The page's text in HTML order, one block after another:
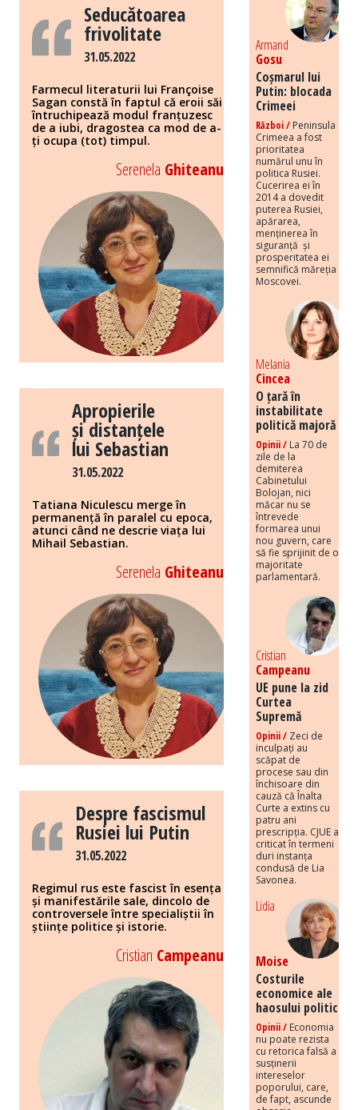
Seducătoarea
frivolitate
31.05.2022
Farmecul literaturii lui Françoise
Sagan constă în faptul că eroii săi
întruchipează modul franțuzesc
de a iubi, dragostea ca mod de a-
ți ocupa (tot) timpul.
Serenela Ghiteanu
Apropierile
și distanțele
lui Sebastian
31.05.2022
Tatiana Niculescu merge în
permanență în paralel cu epoca,
atunci când ne descrie viața lui
Mihail Sebastian.
Serenela Ghiteanu
Despre fascismul
Rusiei lui Putin
31.05.2022
Regimul rus este fascist în esența
și manifestările sale, dincolo de
controversele între specialiștii în
științe politice și istorie.
Cristian Campeanu
Armand
Gosu
Coșmarul lui
Putin: blocada
Crimeei
Război / Peninsula
Crimeea a fost
prioritatea
numărul unu în
politica Rusiei.
Cucerirea ei în
2014 a dovedit
puterea Rusiei,
apărarea,
menținerea în
siguranță și
prosperitatea ei
semnifică măreția
Moscovei.
Melania
Cincea
O țară în
instabilitate
politică majoră
Opinii / La 70 de
zile de la
demiterea
Cabinetului
Bolojan, nici
măcar nu se
întrevede
formarea unui
nou guvern, care
să fie sprijinit de o
majoritate
parlamentară.
Cristian
Campeanu
UE pune la zid
Curtea
Supremă
Opinii / Zeci de
inculpați au
scăpat de
procese sau din
închisoare din
cauză că Înalta
Curte a extins cu
patru ani
prescripția. CJUE a
criticat în termeni
duri instanța
condusă de Lia
Savonea.
Lidia
Moise
Costurile
economice ale
haosului politic
Opinii / Economia
nu poate rezista
cu retorica falsă a
susținerii
intereselor
poporului, care,
de fapt, ascunde